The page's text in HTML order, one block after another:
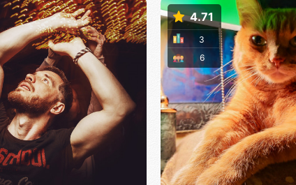
4.71
6
3